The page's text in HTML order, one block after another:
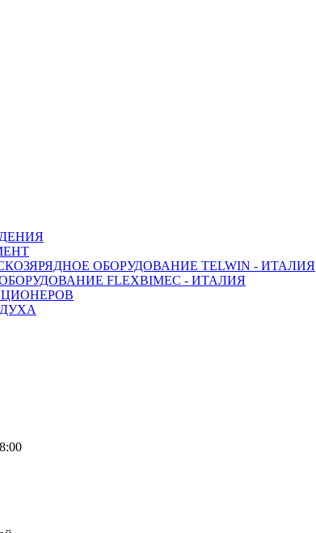
ОБОРУДОВАНИЕ TELWIN - ИТАЛИЯ
FLEXBIMEC - ИТАЛИЯ